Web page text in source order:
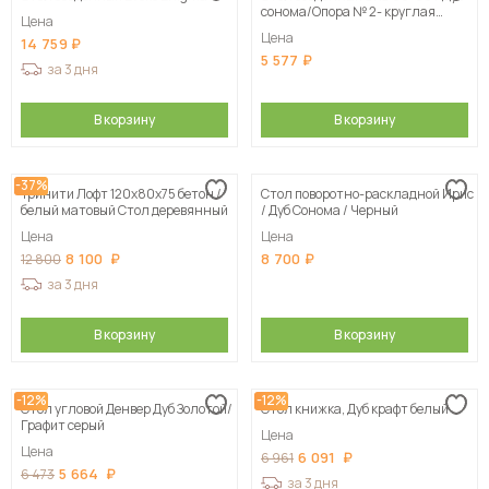
Цена
14 759
за 3 дня
В корзину
сонома/Опора № 2- круглая
Цена
5 577
В корзину
-37%
Тринити Лофт 120х80х75 бетон /
белый матовый Стол деревянный
Цена
12 800 8 100
за 3 дня
В корзину
Стол поворотно-раскладной Ирис
/ Дуб Сонома / Черный
Цена
8 700
В корзину
-12%
Стол угловой Денвер Дуб Золотой/
Графит серый
Цена
6 473 5 664
-12%
Стол книжка, Дуб крафт белый
Цена
6 961 6 091
за 3 дня